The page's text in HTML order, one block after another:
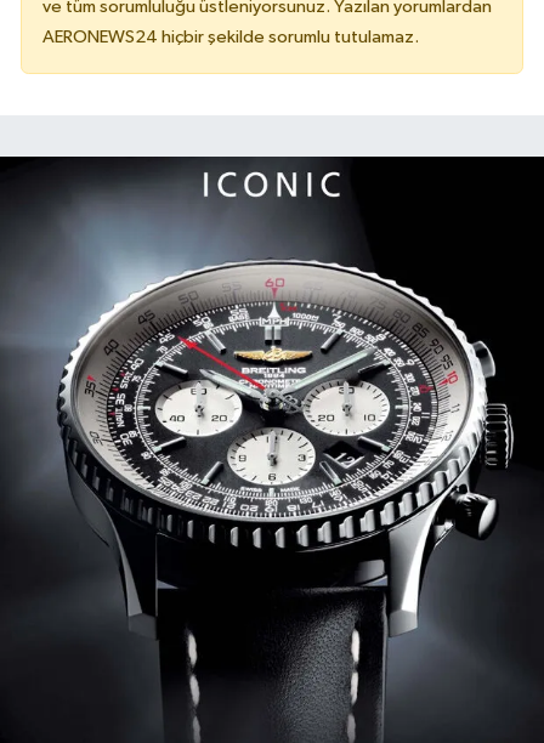
ve tüm sorumluluğu üstleniyorsunuz. Yazılan yorumlardan
AERONEWS24 hiçbir şekilde sorumlu tutulamaz.